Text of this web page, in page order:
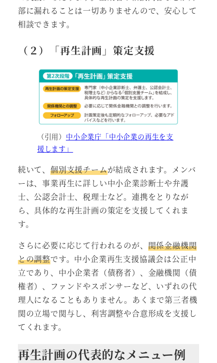
部に漏れることは一切ありませんので、安心して
相談できます。
（２）「再生計画」策定支援
（引用） 中小企業庁「中小企業の再生を支
援します」
続いて、 個別支援チームが結成されます。メンバ
ーは、事業再生に詳しい中小企業診断士や弁護
士、公認会計士、税理士など。連携をとりなが
ら、具体的な再生計画の策定を支援してくれま
す。
さらに必要に応じて行われるのが、 関係金融機関
との調整です。中小企業再生支援協議会は公正中
立であり、中小企業者（債務者）、金融機関（債
権者）、ファンドやスポンサーなど、いずれの代
理人になることもありません。あくまで第三者機
関の立場で関与し、利害調整や合意形成を支援し
てくれます。
再生計画の代表的なメニュー例